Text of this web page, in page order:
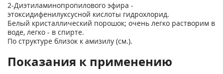
2-Диэтиламинопропилового эфира -
этоксидифенилуксусной кислоты гидрохлорид.
Белый кристаллический порошок; очень легко растворим в
воде, легко - в спирте.
По структуре близок к амизилу (см.).
Показания к применению